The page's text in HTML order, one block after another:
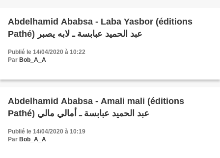
Abdelhamid Ababsa - Laba Yasbor (éditions
Pathé) عبد الحميد عبابسة ـ لابه يصبر
Publié le 14/04/2020 à 10:22
Par Bob_A_A
Abdelhamid Ababsa - Amali mali (éditions
Pathé) عبد الحميد عبابسة ـ أمالي مالي
Publié le 14/04/2020 à 10:19
Par Bob_A_A